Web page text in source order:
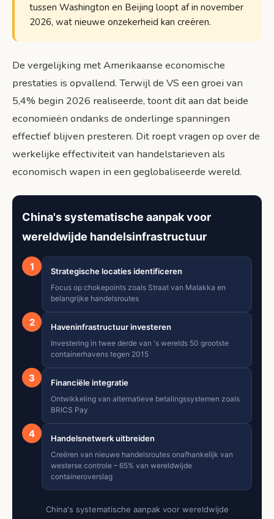
tussen Washington en Beijing loopt af in november
2026, wat nieuwe onzekerheid kan creëren.
De vergelijking met Amerikaanse economische
prestaties is opvallend. Terwijl de VS een groei van
5,4% begin 2026 realiseerde, toont dit aan dat beide
economieën ondanks de onderlinge spanningen
effectief blijven presteren. Dit roept vragen op over de
werkelijke effectiviteit van handelstarieven als
economisch wapen in een geglobaliseerde wereld.
China's systematische aanpak voor
wereldwijde handelsinfrastructuur
1 Strategische locaties identificeren
Focus op chokepoints zoals Straat van Malakka en
belangrijke handelsroutes
2 Haveninfrastructuur investeren
Investering in twee derde van 's werelds 50 grootste
containerhavens tegen 2015
3 Financiële integratie
Ontwikkeling van alternatieve betalingssystemen zoals
BRICS Pay
4 Handelsnetwerk uitbreiden
Creëren van nieuwe handelsroutes onafhankelijk van
westerse controle – 65% van wereldwijde
containeroverslag
China's systematische aanpak voor wereldwijde